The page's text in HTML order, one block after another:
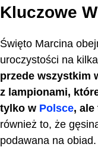
Kluczowe
Święto Marcina
uroczystości na
przede wszystkim
z lampionami,
tylko w Polsce, ale
również to, że
podawana na